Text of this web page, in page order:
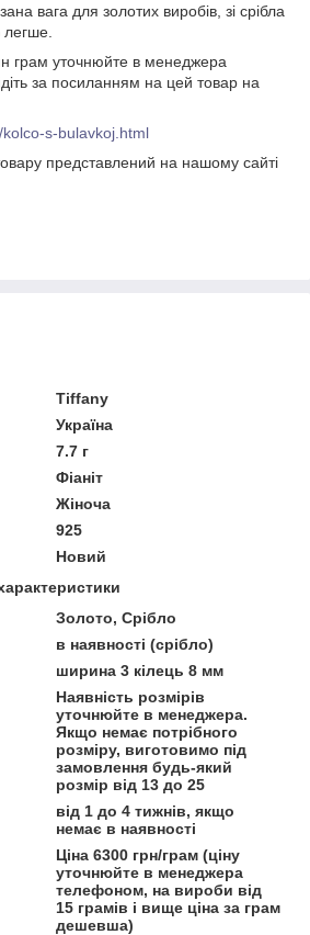
вага для золотих виробів, зі срібла
грам уточнюйте в менеджера
за посиланням на цей товар на
s-bulavkoj.html
представлений на нашому сайті
Tiffany
Україна
7.7 г
Фіаніт
Жіноча
925
Новий
Золото, Срібло
в наявності (срібло)
ширина 3 кілець 8 мм
Наявність розмірів
уточнюйте в менеджера.
Якщо немає потрібного
розміру, виготовимо під
замовлення будь-який
розмір від 13 до 25
від 1 до 4 тижнів, якщо
немає в наявності
Ціна 6300 грн/грам (ціну
уточнюйте в менеджера
телефоном, на вироби від
15 грамів і вище ціна за грам
дешевша)